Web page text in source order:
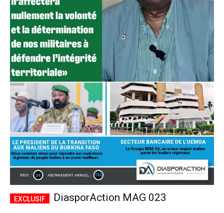
DiasporAction MAG 023